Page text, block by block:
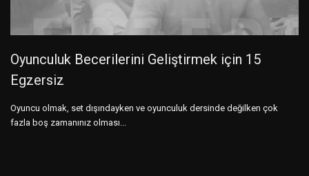
Oyunculuk Becerilerini Geliştirmek için 15
Egzersiz
Oyuncu olmak, set dışındayken ve oyunculuk dersinde değilken çok
fazla boş zamanınız olması...